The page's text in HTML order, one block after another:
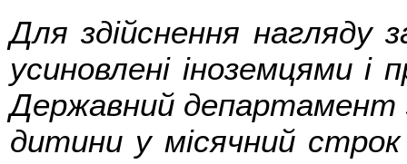
Для здійснення нагляду
усиновлені іноземцями
Державний департамент
дитини у місячний строк